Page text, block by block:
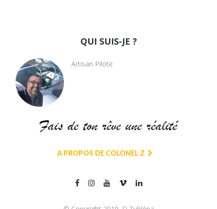
QUI SUIS-JE ?
Artisan Pilote
A PROPOS DE COLONEL Z